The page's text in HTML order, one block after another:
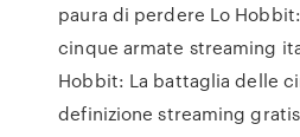
paura di perdere Lo
cinque armate streaming
Hobbit: La battaglia delle
definizione streaming